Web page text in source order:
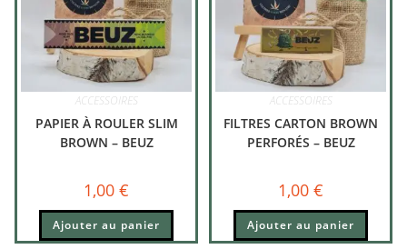
ACCESSOIRES
PAPIER À ROULER SLIM
BROWN – BEUZ
1,00 €
Ajouter au panier
ACCESSOIRES
FILTRES CARTON BROWN
PERFORÉS – BEUZ
1,00 €
Ajouter au panier